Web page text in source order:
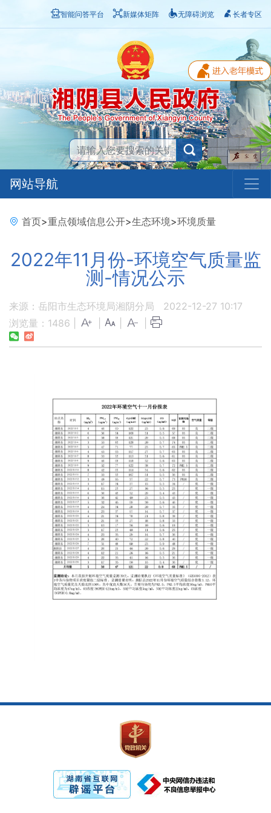
智能问答平台 新媒体矩阵 无障碍浏览 长者专区
网站导航
首页>重点领域信息公开>生态环境>环境质量
2022年11月份-环境空气质量监
测-情况公示
来源：岳阳市生态环境局湘阴分局
2022-12-27 10:17
浏览量： 1486